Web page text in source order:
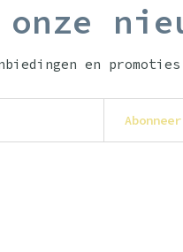
en promoties
Abonneer